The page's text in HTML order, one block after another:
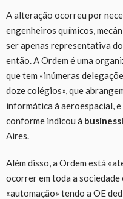
A alteração ocorreu por
engenheiros químicos,
ser apenas representativa
então. A Ordem é uma
que tem «inúmeras
doze colégios», que
informática à aeroespacial, e
conforme indicou à
Aires.
Além disso, a Ordem está
ocorrer em toda a sociedade
«automação» tendo a OE